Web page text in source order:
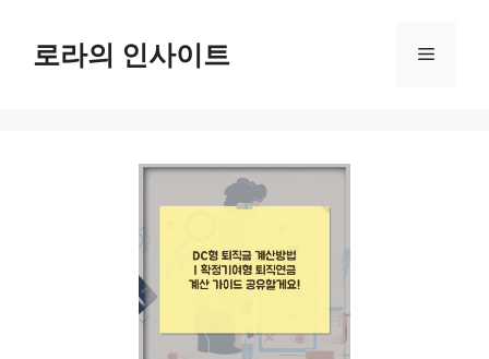
로라의 인사이트 메